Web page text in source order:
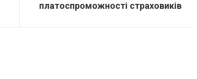
платоспроможності страховиків